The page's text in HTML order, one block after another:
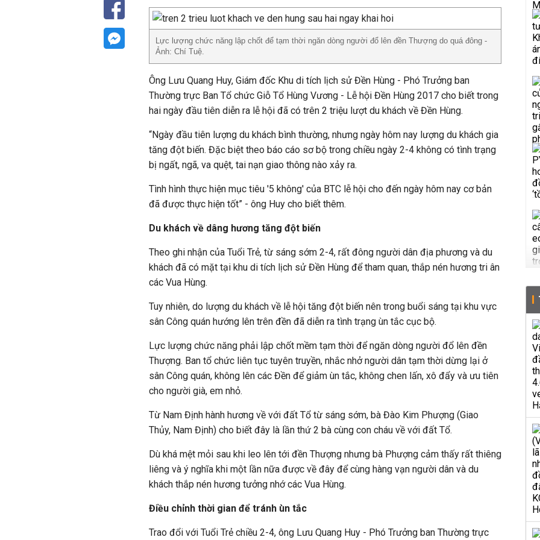
Lực lượng chức năng lập chốt để tạm thời ngăn dòng người đổ lên đền Thượng do quá đông -
Ảnh: Chí Tuệ.
Ông Lưu Quang Huy, Giám đốc Khu di tích lịch sử Đền Hùng - Phó Trưởng ban
Thường trực Ban Tổ chức Giỗ Tổ Hùng Vương - Lễ hội Đền Hùng 2017 cho biết trong
hai ngày đầu tiên diễn ra lễ hội đã có trên 2 triệu lượt du khách về Đền Hùng.
“Ngày đầu tiên lượng du khách bình thường, nhưng ngày hôm nay lượng du khách gia
tăng đột biến. Đặc biệt theo báo cáo sơ bộ trong chiều ngày 2-4 không có tình trạng
bị ngất, ngã, va quệt, tai nạn giao thông nào xảy ra.
Tình hình thực hiện mục tiêu '5 không' của BTC lễ hội cho đến ngày hôm nay cơ bản
đã được thực hiện tốt” - ông Huy cho biết thêm.
Du khách về dâng hương tăng đột biến
Theo ghi nhận của Tuổi Trẻ, từ sáng sớm 2-4, rất đông người dân địa phương và du
khách đã có mặt tại khu di tích lịch sử Đền Hùng để tham quan, thắp nén hương tri ân
các Vua Hùng.
Tuy nhiên, do lượng du khách về lễ hội tăng đột biến nên trong buổi sáng tại khu vực
sân Công quán hướng lên trên đền đã diễn ra tình trạng ùn tắc cục bộ.
Lực lượng chức năng phải lập chốt mềm tạm thời để ngăn dòng người đổ lên đền
Thượng. Ban tổ chức liên tục tuyên truyền, nhắc nhở người dân tạm thời dừng lại ở
sân Công quán, không lên các Đền để giảm ùn tắc, không chen lấn, xô đẩy và ưu tiên
cho người già, em nhỏ.
Từ Nam Định hành hương về với đất Tổ từ sáng sớm, bà Đào Kim Phượng (Giao
Thủy, Nam Định) cho biết đây là lần thứ 2 bà cùng con cháu về với đất Tổ.
Dù khá mệt mỏi sau khi leo lên tới đền Thượng nhưng bà Phượng cảm thấy rất thiêng
liêng và ý nghĩa khi một lần nữa được về đây để cùng hàng vạn người dân và du
khách thắp nén hương tưởng nhớ các Vua Hùng.
Điều chỉnh thời gian để tránh ùn tắc
Trao đổi với Tuổi Trẻ chiều 2-4, ông Lưu Quang Huy - Phó Trưởng ban Thường trực